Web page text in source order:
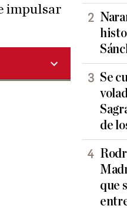
impulsar
Se
de
que